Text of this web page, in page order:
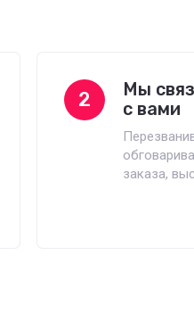
2
Мы
с вами
заказа,